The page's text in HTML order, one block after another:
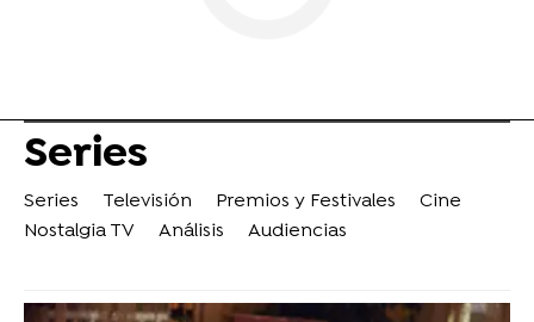
Series
Series Televisión Premios y Festivales
Cine
Nostalgia TV
Análisis Audiencias